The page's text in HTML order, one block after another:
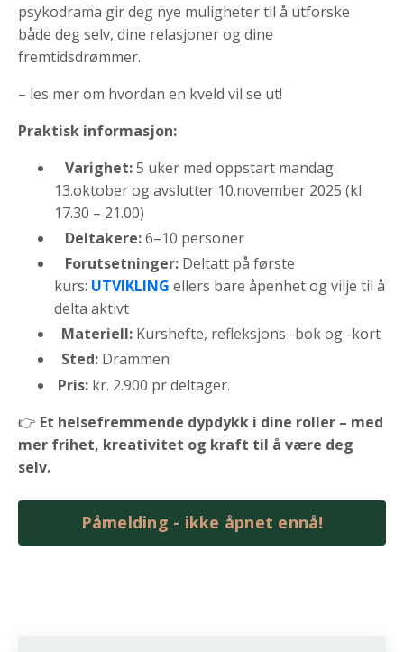
psykodrama gir deg nye muligheter til å utforske
både deg selv, dine relasjoner og dine
fremtidsdrømmer.
– les mer om hvordan en kveld vil se ut!
Praktisk informasjon:
Varighet:5 uker med oppstart mandag
13.oktober og avslutter 10.november 2025 (kl.
17.30 – 21.00)
Deltakere:6–10 personer
Forutsetninger: Deltatt på første
kurs: UTVIKLING ellers bare åpenhet og vilje til å
delta aktivt
Materiell: Kurshefte, refleksjons -bok og -kort
Sted: Drammen
Pris: kr. 2.900 pr deltager.
👉 Et helsefremmende dypdykk i dine roller – med
mer frihet, kreativitet og kraft til å være deg
selv.
Påmelding - ikke åpnet ennå!